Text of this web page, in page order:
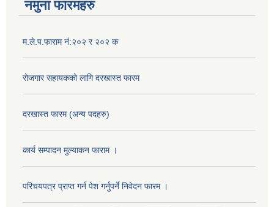
नमुना फारमहरु
म.ले.प.फाराम नं:२०२ र २०२ क
रोजगार सहायकको लागि दरखास्त फारम
दरखास्त फारम (अन्य पदहरु)
कार्य सम्पादन मुल्याक‌न फाराम ।
परिचयपत्र प्राप्त गर्न पेश गर्नुपर्ने निवेदन फारम ।